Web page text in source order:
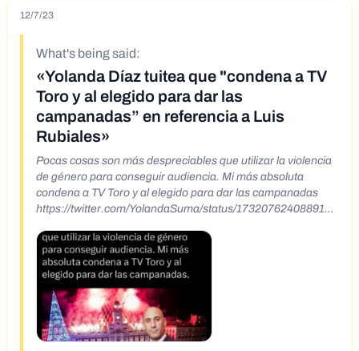
12/7/23
What's being said:
«Yolanda Díaz tuitea que "condena a TV
Toro y al elegido para dar las
campanadas” en referencia a Luis
Rubiales»
Pocas cosas son más despreciables que utilizar la violencia
de género para conseguir audiencia. Mi más absoluta
condena a TV Toro y al elegido para dar las campanadas
https://twitter.com/YolandaSuma/status/1732076240889139